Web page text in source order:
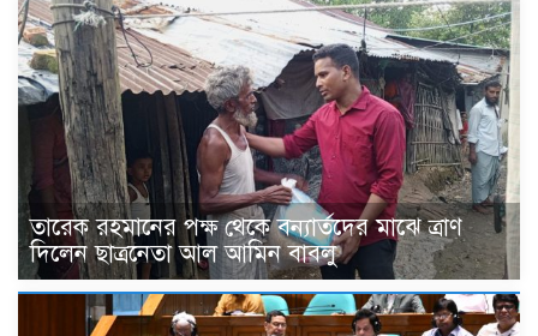
তারেক রহমানের পক্ষ থেকে বন্যার্তদের মাঝে ত্রাণ
দিলেন ছাত্রনেতা আল আমিন বাবলু